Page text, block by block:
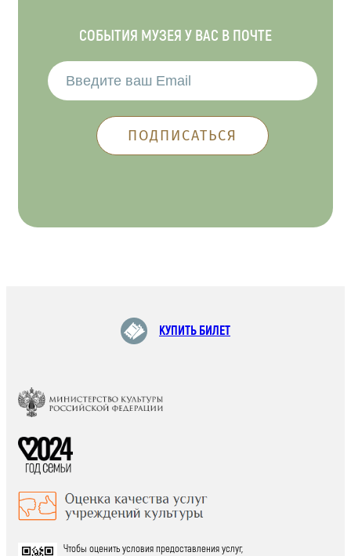
СОБЫТИЯ МУЗЕЯ У ВАС В ПОЧТЕ
КУПИТЬ БИЛЕТ
Чтобы оценить условия предоставления услуг,